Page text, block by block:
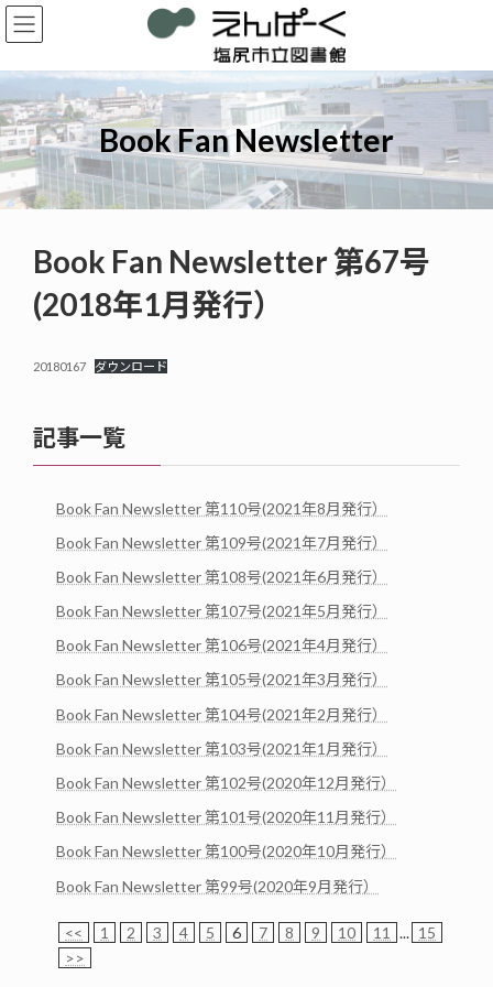
コ
ン
ン
ツ
へ
ス
キ
ッ
プ
ナ
ビ
ー
シ
ョ
ン
に
移
動
Book Fan Newsletter
Book Fan Newsletter 第67号
(2018年1月発行）
20180167 ダウンロード
記事一覧
Book Fan Newsletter 第110号(2021年8月発行）
Book Fan Newsletter 第109号(2021年7月発行）
Book Fan Newsletter 第108号(2021年6月発行）
Book Fan Newsletter 第107号(2021年5月発行）
Book Fan Newsletter 第106号(2021年4月発行）
Book Fan Newsletter 第105号(2021年3月発行）
Book Fan Newsletter 第104号(2021年2月発行）
Book Fan Newsletter 第103号(2021年1月発行）
Book Fan Newsletter 第102号(2020年12月発行）
Book Fan Newsletter 第101号(2020年11月発行）
Book Fan Newsletter 第100号(2020年10月発行）
Book Fan Newsletter 第99号(2020年9月発行）
<< 1 2 3 4 5 6 7 8 9 10 11 ... 15
>>